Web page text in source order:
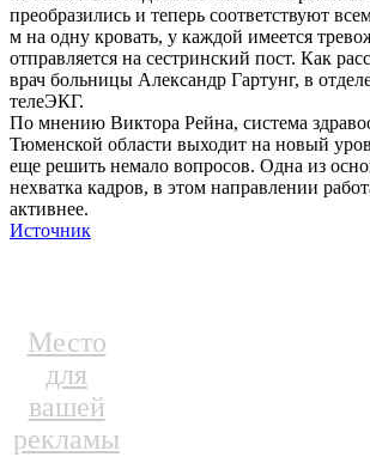
преобразились и теперь соответствуют
м на одну кровать, у каждой имеется
отправляется на сестринский пост. Как
врач больницы Александр Гартунг, в
телеЭКГ.
По мнению Виктора Рейна, система
Тюменской области выходит на новый
еще решить немало вопросов. Одна из
нехватка кадров, в этом направлении
активнее.
Источник
Место
для
вашей
рекламы